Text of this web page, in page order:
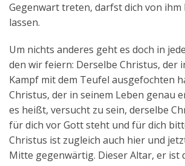
Gegenwart treten, darfst dich von ihm
lassen.
Um nichts anderes geht es doch in
den wir feiern: Derselbe Christus, der
Kampf mit dem Teufel ausgefochten
Christus, der in seinem Leben genau
es heißt, versucht zu sein, derselbe
für dich vor Gott steht und für dich
Christus ist zugleich auch hier und
Mitte gegenwärtig. Dieser Altar, er ist